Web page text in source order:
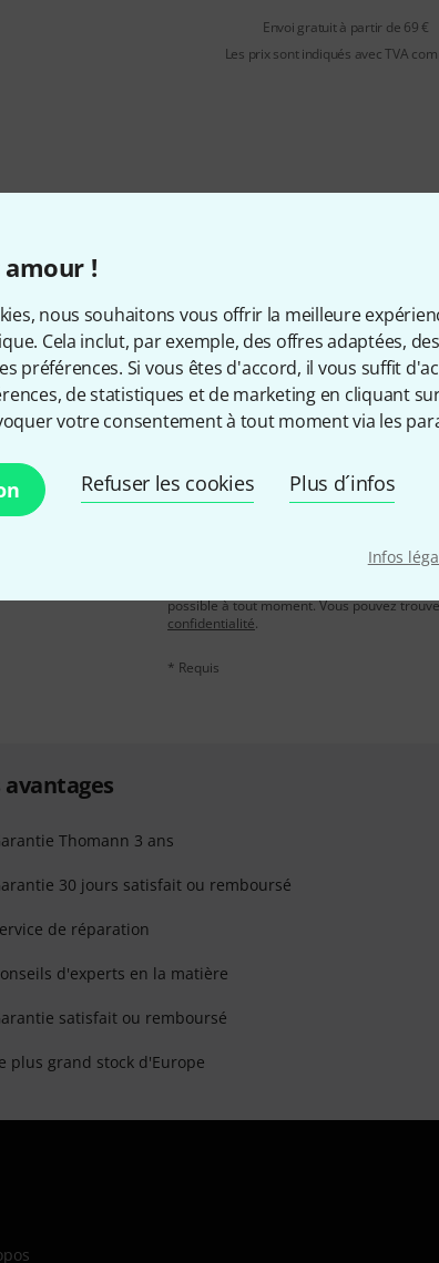
amour !
nous souhaitons vous offrir la meilleure
Cela inclut, par exemple, des offres adaptées,
préférences. Si vous êtes d'accord, il vous suffit
de statistiques et de marketing en cliquant
votre consentement à tout moment via les
Refuser les cookies Plus d´infos
Infos
Envoi gratuit à partir de 69 €
Les prix sont indiqués avec TVA
vous ce que vous voyez ?
Partager Aide et commentaires
de chance,
chacun!
En cliquant sur "S'inscrire maintenant",
possible à tout moment. Vous pouvez
confidentialité.
* Requis
avantages
Thomann 3 ans
30 jours satisfait ou remboursé
de réparation
d'experts en la matière
satisfait ou remboursé
plus grand stock d'Europe